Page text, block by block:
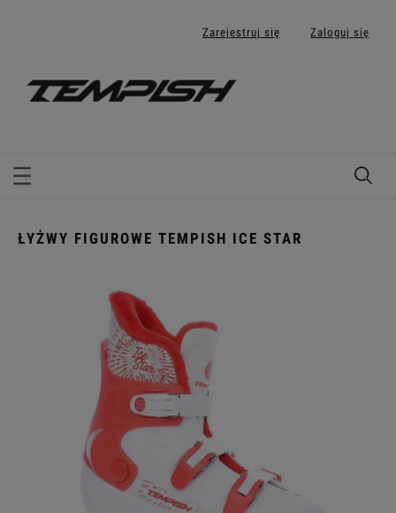
Zarejestruj się Zaloguj się
ŁYŻWY FIGUROWE TEMPISH ICE STAR